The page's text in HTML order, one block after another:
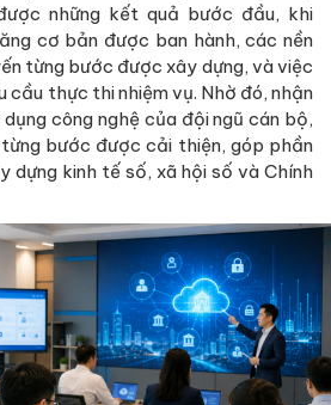
những kết quả bước đầu, khi
cơ bản được ban hành, các nền
từng bước được xây dựng, và việc
cầu thực thi nhiệm vụ. Nhờ đó, nhận
công nghệ của đội ngũ cán bộ,
bước được cải thiện, góp phần
dựng kinh tế số, xã hội số và Chính